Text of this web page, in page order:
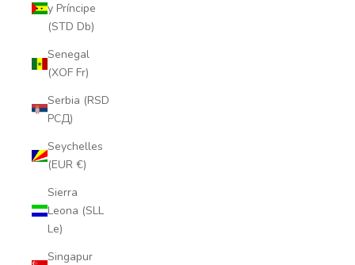
y Príncipe
(STD Db)
Senegal
(XOF Fr)
Serbia (RSD
РСД)
Seychelles
(EUR €)
Sierra
Leona (SLL
Le)
Singapur